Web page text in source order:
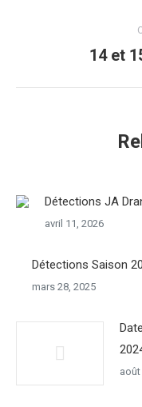
14 et
Détections JA
avril 11, 2026
Détections Saison
mars 28, 2025
août